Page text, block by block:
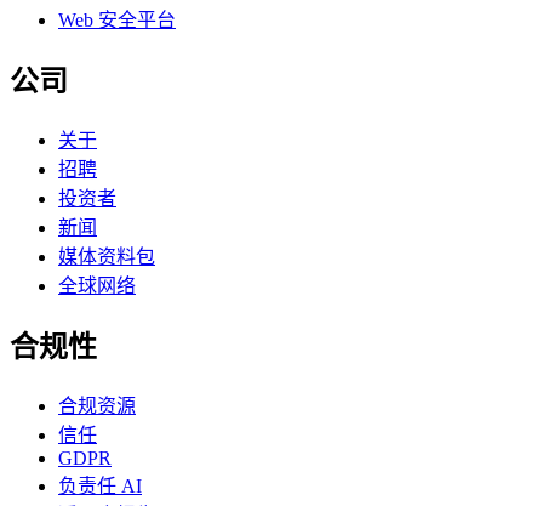
Web 安全平台
公司
关于
招聘
投资者
新闻
媒体资料包
全球网络
合规性
合规资源
信任
GDPR
负责任 AI